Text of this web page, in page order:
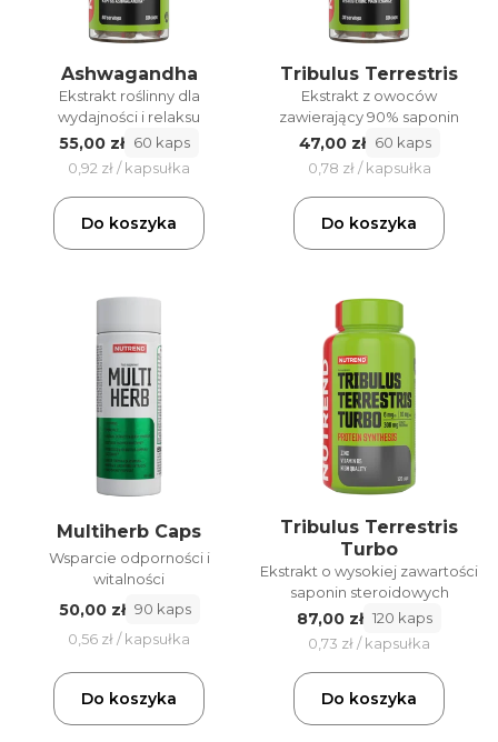
Ashwagandha
Ekstrakt roślinny dla
wydajności i relaksu
55,00 zł 60 kaps
0,92 zł / kapsułka
Do koszyka
Tribulus Terrestris
Ekstrakt z owoców
zawierający 90% saponin
47,00 zł 60 kaps
0,78 zł / kapsułka
Do koszyka
Multiherb Caps
Wsparcie odporności i
witalności
50,00 zł 90 kaps
0,56 zł / kapsułka
Do koszyka
Tribulus Terrestris
Turbo
Ekstrakt o wysokiej zawartości
saponin steroidowych
87,00 zł 120 kaps
0,73 zł / kapsułka
Do koszyka